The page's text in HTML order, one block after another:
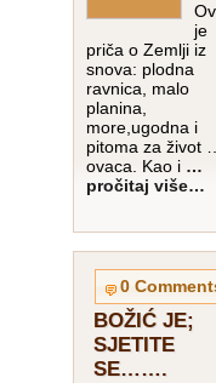
je
priča o Zemlji iz
snova: plodna
ravnica, malo
planina,
more,ugodna i
pitoma za život
ovaca. Kao i …
pročitaj više…
0
BOŽIĆ JE;
SJETITE
SE…….